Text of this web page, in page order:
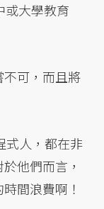
或大學教育
可，而且將
式人，都在非
他們而言，
間浪費啊！